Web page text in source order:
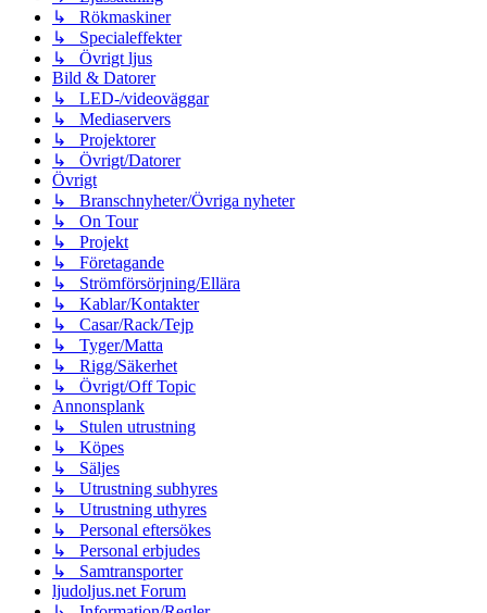
↳ Rökmaskiner
↳ Specialeffekter
↳ Övrigt ljus
Bild & Datorer
↳ LED-/videoväggar
↳ Mediaservers
↳ Projektorer
↳ Övrigt/Datorer
Övrigt
↳ Branschnyheter/Övriga nyheter
↳ On Tour
↳ Projekt
↳ Företagande
↳ Strömförsörjning/Ellära
↳ Kablar/Kontakter
↳ Casar/Rack/Tejp
↳ Tyger/Matta
↳ Rigg/Säkerhet
↳ Övrigt/Off Topic
Annonsplank
↳ Stulen utrustning
↳ Köpes
↳ Säljes
↳ Utrustning subhyres
↳ Utrustning uthyres
↳ Personal eftersökes
↳ Personal erbjudes
↳ Samtransporter
ljudoljus.net Forum